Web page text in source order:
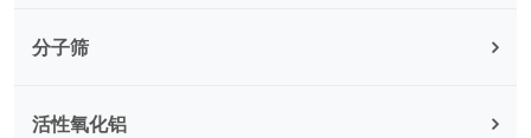
分子筛
活性氧化铝